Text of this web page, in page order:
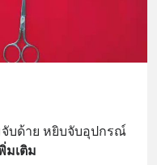
จับด้าย หยิบจับอุปกรณ์
มเติม